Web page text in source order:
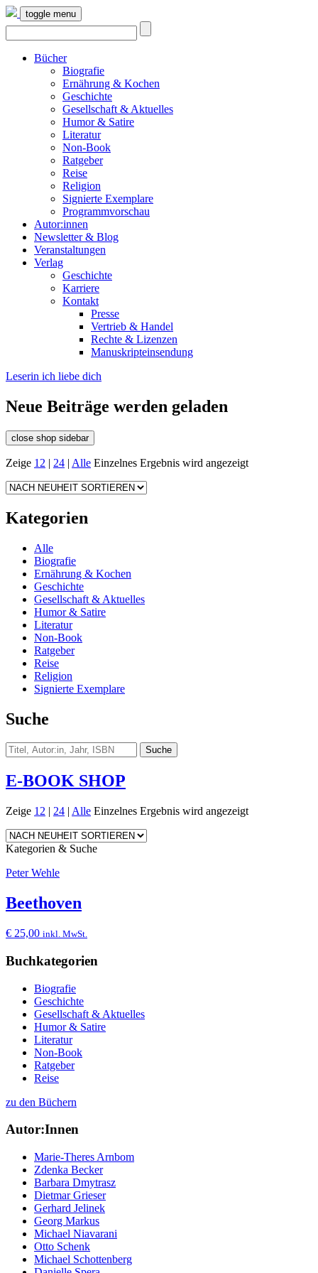
toggle menu
Bücher
Biografie
Ernährung & Kochen
Geschichte
Gesellschaft & Aktuelles
Humor & Satire
Literatur
Non-Book
Ratgeber
Reise
Religion
Signierte Exemplare
Programmvorschau
Autor:innen
Newsletter & Blog
Veranstaltungen
Verlag
Geschichte
Karriere
Kontakt
Presse
Vertrieb & Handel
Rechte & Lizenzen
Manuskripteinsendung
Leserin ich liebe dich
Neue Beiträge werden geladen
close shop sidebar
Zeige 12 | 24 | Alle Einzelnes Ergebnis wird angezeigt
Kategorien
Alle
Biografie
Ernährung & Kochen
Geschichte
Gesellschaft & Aktuelles
Humor & Satire
Literatur
Non-Book
Ratgeber
Reise
Religion
Signierte Exemplare
Suche
E-BOOK SHOP
Zeige 12 | 24 | Alle Einzelnes Ergebnis wird angezeigt
Kategorien & Suche
Peter Wehle
Beethoven
€ 25,00 inkl. MwSt.
Buchkategorien
Biografie
Geschichte
Gesellschaft & Aktuelles
Humor & Satire
Literatur
Non-Book
Ratgeber
Reise
zu den Büchern
Autor:Innen
Marie-Theres Arnbom
Zdenka Becker
Barbara Dmytrasz
Dietmar Grieser
Gerhard Jelinek
Georg Markus
Michael Niavarani
Otto Schenk
Michael Schottenberg